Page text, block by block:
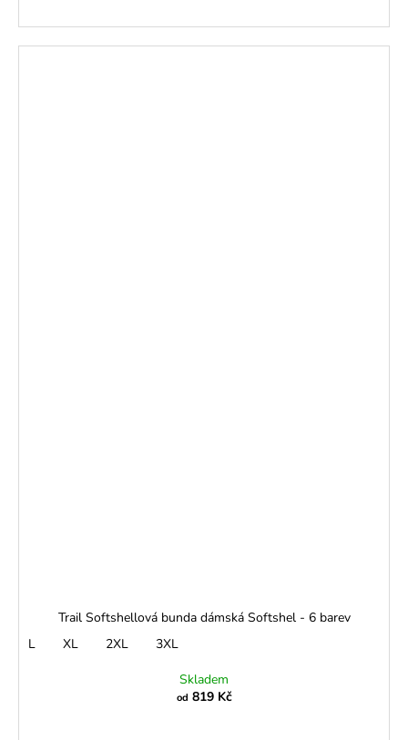
Trail Softshellová bunda dámská Softshel - 6 barev
L
XL 2XL 3XL
Skladem
od 819 Kč